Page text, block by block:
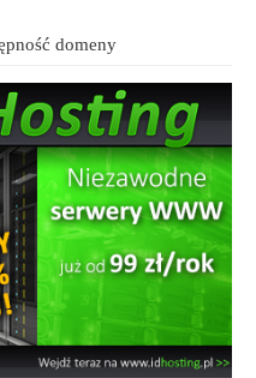
domeny